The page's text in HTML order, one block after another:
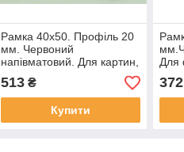
Рамка 40х50. Профіль 20
мм. Червоний
напівматовий. Для картин,
фотографій, плакатів,
постерів
513₴
Купити
Для
372